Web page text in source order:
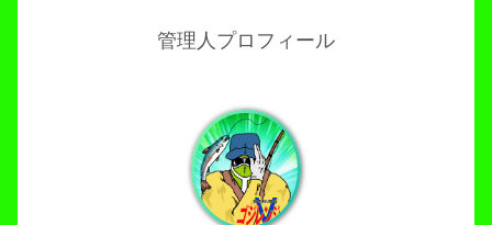
管理人プロフィール